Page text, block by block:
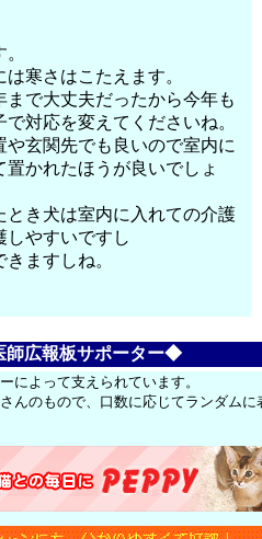
寒さはこたえます。
で大丈夫だったから今年も
対応を変えてくださいね。
玄関先でも良いので室内に
かれたほうが良いでしょ
とき犬は室内に入れての介護
しやすいですし
ますしね。
広報板サポーター◆
によって支えられています。
んのもので、口数に応じてランダムに